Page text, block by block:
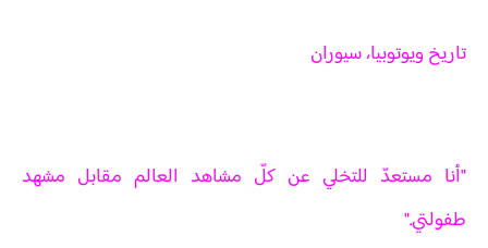
تاريخ ويوتوبيا، سيوران
"أنا مستعدّ للتخلي عن كلّ مشاهد العالم مقابل مشهد
طفولتي."